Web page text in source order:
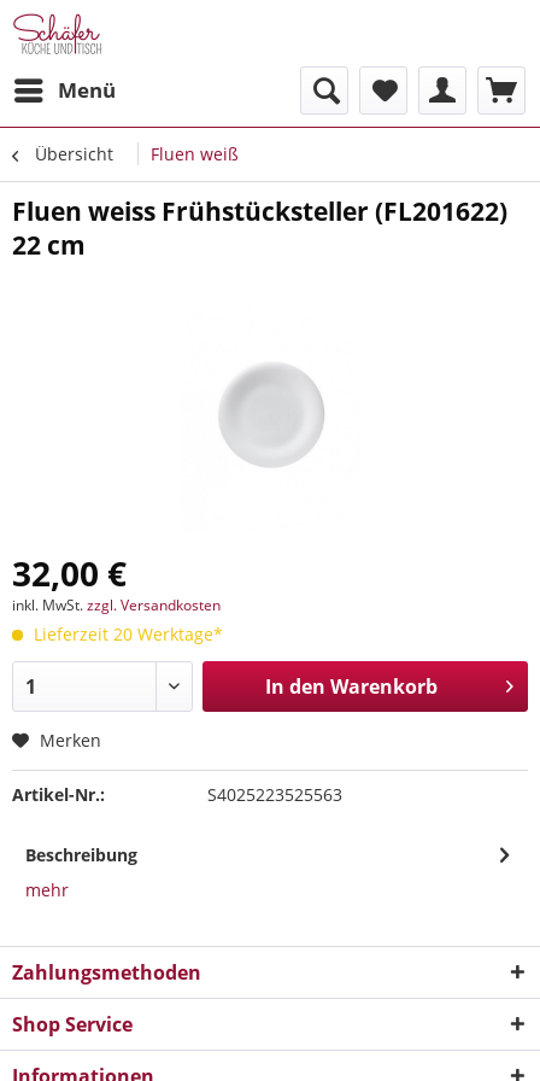
Menü
Übersicht Fluen weiß
Fluen weiss Frühstücksteller (FL201622)
22 cm
32,00 €
inkl. MwSt.zzgl. Versandkosten
Lieferzeit 20 Werktage*
In den Warenkorb
Merken
Artikel-Nr.: S4025223525563
Beschreibung
mehr
Zahlungsmethoden
Shop Service